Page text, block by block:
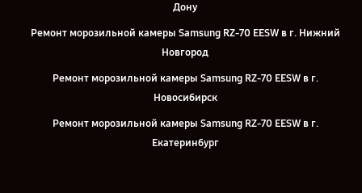
Дону
Ремонт морозильной камеры Samsung RZ-70 EESW в г. Нижний
Новгород
Ремонт морозильной камеры Samsung RZ-70 EESW в г.
Новосибирск
Ремонт морозильной камеры Samsung RZ-70 EESW в г.
Екатеринбург